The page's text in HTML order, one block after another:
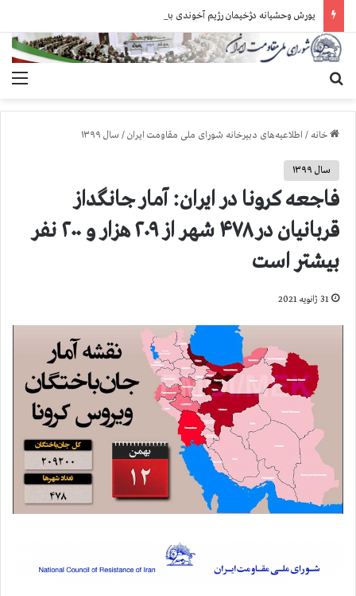
خانه / اطلاعیه‌های دبیرخانه شورای ملی مقاومت ایران/ سال ۱۳۹۹
سال ۱۳۹۹
فاجعه كرونا در ايران: آمار جانگداز
قربانيان در ۴۷۸ شهر از ۲۰۹ هزار و ۲۰۰ نفر
بيشتر است
31 ژانویه 2021